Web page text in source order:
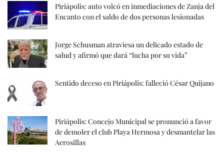
Piriápolis: auto volcó en inmediaciones de Zanja del
Encanto con el saldo de dos personas lesionadas
Jorge Schusman atraviesa un delicado estado de
salud y afirmó que dará “lucha por su vida”
Sentido deceso en Piriápolis: falleció César Quijano
Piriápolis: Concejo Municipal se pronunció a favor
de demoler el club Playa Hermosa y desmantelar las
Aerosillas